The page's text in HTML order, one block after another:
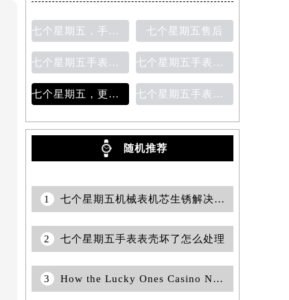
七个星期五，手表保养 七个星期五售后
七个星期五手表表带更换 七个星期五手表指针脱落
七个星期五，更换表带 七个星期五手表表盘生锈
随机推荐
1 七个星期五机械表机芯生锈解决方法集锦
2 七个星期五手表表壳坏了怎么处理
3 How the Lucky Ones Casino No Deposit Bonus Boosts Your Chances of Winning